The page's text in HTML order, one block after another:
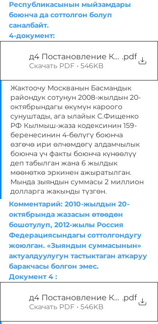
Республикасынын мыйзамдары
боюнча да соттолгон болуп
саналбайт.
4-документ:
д4 Постановление .pdf
Скачать PDF • 546KB
Жактоочу Москванын Басмандык
райондук сотунун 2008-жылдын 20-
октябрындагы өкүмүн кароого
сунуштады, ага ылайык С.Фищенко
РФ Кылмыш-жаза кодексинин 159-
беренесинин 4-бөлүгү боюнча
өзгөчө ири өлчөмдөгү алдамчылык
боюнча үч факты боюнча күнөөлүү
деп табылган жана 6 жылдык
мөөнөткө эркинен ажыратылган.
Мында зыяндын суммасы 2 миллион
долларга жакынды түзгөн.
Комментарий: 2010-жылдын 20-
октябрында жазасын өтөөдөн
бошотулуп, 2012-жылы Россия
Федерациясындагы соттолгондугу
жоюлган. «Зыяндын суммасынын»
актуалдуулугун тастыктаган аткаруу
баракчасы болгон эмес.
Документ 4 :
д4 Постановление .pdf
Скачать PDF • 546KB